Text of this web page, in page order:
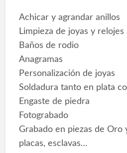
Achicar y agrandar anillos
Limpieza de joyas y relojes
Baños de rodio
Anagramas
Personalización de joyas
Soldadura tanto en plata
Engaste de piedra
Fotograbado
Grabado en piezas de Oro
placas, esclavas…